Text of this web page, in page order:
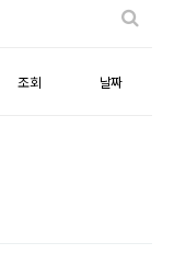
조회 날짜